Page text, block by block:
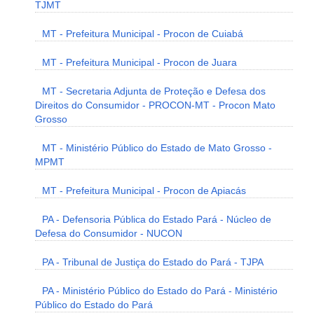
TJMT
MT - Prefeitura Municipal - Procon de Cuiabá
MT - Prefeitura Municipal - Procon de Juara
MT - Secretaria Adjunta de Proteção e Defesa dos
Direitos do Consumidor - PROCON-MT - Procon Mato
Grosso
MT - Ministério Público do Estado de Mato Grosso -
MPMT
MT - Prefeitura Municipal - Procon de Apiacás
PA - Defensoria Pública do Estado Pará - Núcleo de
Defesa do Consumidor - NUCON
PA - Tribunal de Justiça do Estado do Pará - TJPA
PA - Ministério Público do Estado do Pará - Ministério
Público do Estado do Pará